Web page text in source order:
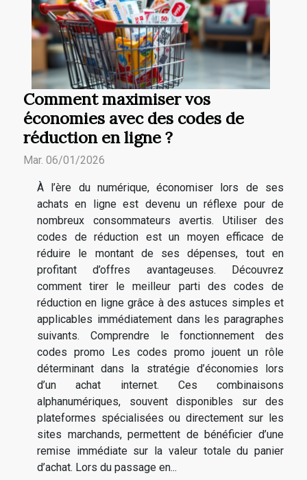
Comment maximiser vos
économies avec des codes de
réduction en ligne ?
Mar. 06/01/2026
À l’ère du numérique, économiser lors de ses
achats en ligne est devenu un réflexe pour de
nombreux consommateurs avertis. Utiliser des
codes de réduction est un moyen efficace de
réduire le montant de ses dépenses, tout en
profitant d’offres avantageuses. Découvrez
comment tirer le meilleur parti des codes de
réduction en ligne grâce à des astuces simples et
applicables immédiatement dans les paragraphes
suivants. Comprendre le fonctionnement des
codes promo Les codes promo jouent un rôle
déterminant dans la stratégie d’économies lors
d’un achat internet. Ces combinaisons
alphanumériques, souvent disponibles sur des
plateformes spécialisées ou directement sur les
sites marchands, permettent de bénéficier d’une
remise immédiate sur la valeur totale du panier
d’achat. Lors du passage en...